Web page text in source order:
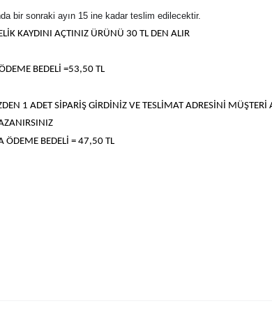
bir sonraki ayın 15 ine kadar teslim edilecektir.
KAYDINI AÇTINIZ ÜRÜNÜ 30 TL DEN ALIR
BEDELİ =53,50 TL
1 ADET SİPARİŞ GİRDİNİZ VE TESLİMAT ADRESİNİ MÜŞTERİ
ÖDEME BEDELİ = 47,50 TL